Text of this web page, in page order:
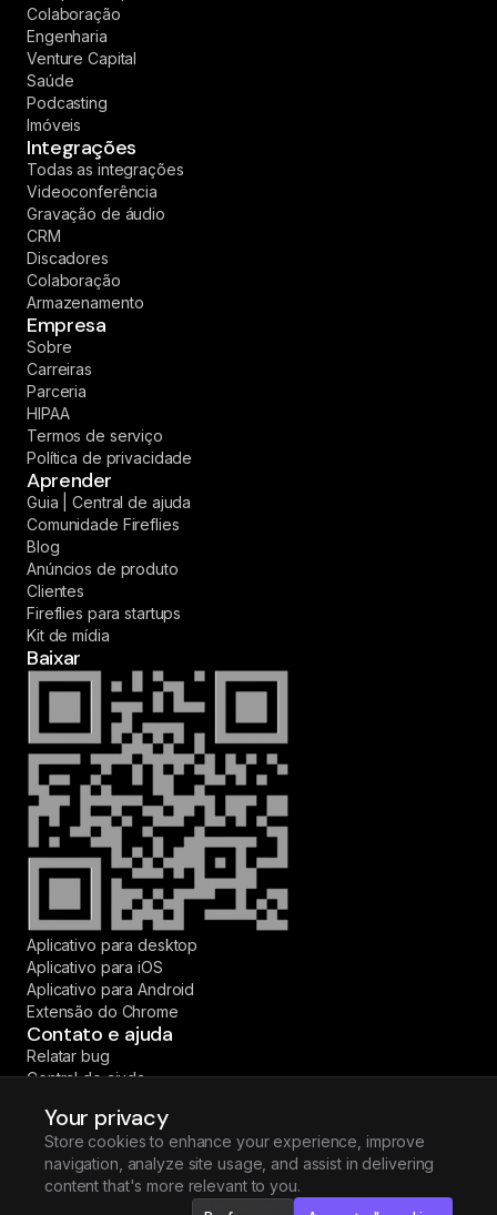
Your privacy
Store cookies to enhance your experience, improve
navigation, analyze site usage, and assist in delivering
content that's more relevant to you.
Colaboração
Engenharia
Venture Capital
Saúde
Podcasting
Imóveis
Integrações
Todas as integrações
Videoconferência
Gravação de áudio
CRM
Discadores
Colaboração
Armazenamento
Empresa
Sobre
Carreiras
Parceria
HIPAA
Termos de serviço
Política de privacidade
Aprender
Guia | Central de ajuda
Comunidade Fireflies
Blog
Anúncios de produto
Clientes
Fireflies para startups
Kit de mídia
Baixar
Aplicativo para desktop
Aplicativo para iOS
Aplicativo para Android
Extensão do Chrome
Contato e ajuda
Relatar bug
Central de ajuda
© 2026 Fireflies.ai Corp. Todos os direitos reservados.
English · Español · Deutsch · Français · Português (BR)